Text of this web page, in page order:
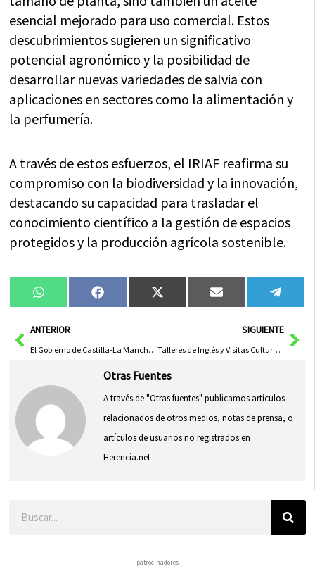
esencial mejorado para uso comercial. Estos
descubrimientos sugieren un significativo
potencial agronómico y la posibilidad de
desarrollar nuevas variedades de salvia con
aplicaciones en sectores como la alimentación y
la perfumería.
A través de estos esfuerzos, el IRIAF reafirma su
compromiso con la biodiversidad y la innovación,
destacando su capacidad para trasladar el
conocimiento científico a la gestión de espacios
protegidos y la producción agrícola sostenible.
Compartir
en
WhatsAppCompartir
en
FacebookCompartir
en
X
(Twitter)
Compartir
en
Email
en
AntANTERIOR
El Gobierno de Castilla-La Mancha Incrementa un 60% el Presupuesto para Discapacidad y Dependencia Desde 2015
SIGUIENTE
Talleres de Inglés y Visitas Culturales con Universitarios Americanos en el IX Encuentro
Otras Fuentes
A través de "Otras fuentes" publicamos artículos
relacionados de otros medios, notas de prensa, o
artículos de usuarios no registrados en
Herencia.net
– patrocinadores –